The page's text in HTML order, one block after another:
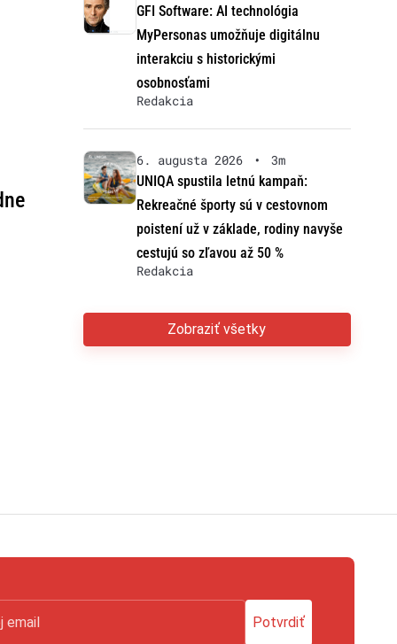
GFI Software: AI technológia
MyPersonas umožňuje digitálnu
interakciu s historickými
osobnosťami
Redakcia
6. augusta 2026 •
3m
UNIQA spustila letnú kampaň:
Rekreačné športy sú v cestovnom
poistení už v základe, rodiny navyše
cestujú so zľavou až 50 %
Redakcia
Zobraziť všetky
Potvrdiť